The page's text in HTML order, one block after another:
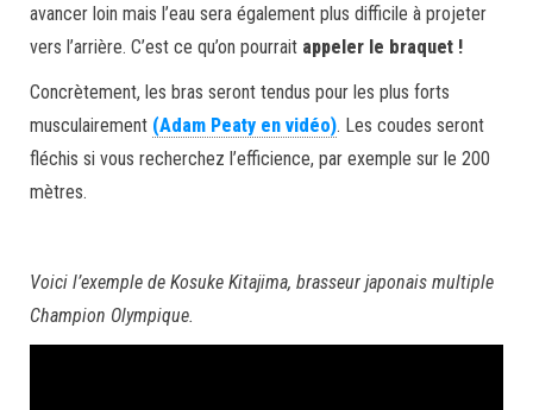
avancer loin mais l’eau sera également plus difficile à projeter
vers l’arrière. C’est ce qu’on pourrait appeler le braquet !
Concrètement, les bras seront tendus pour les plus forts
musculairement (Adam Peaty en vidéo). Les coudes seront
fléchis si vous recherchez l’efficience, par exemple sur le 200
mètres.
Voici l’exemple de Kosuke Kitajima, brasseur japonais multiple
Champion Olympique.